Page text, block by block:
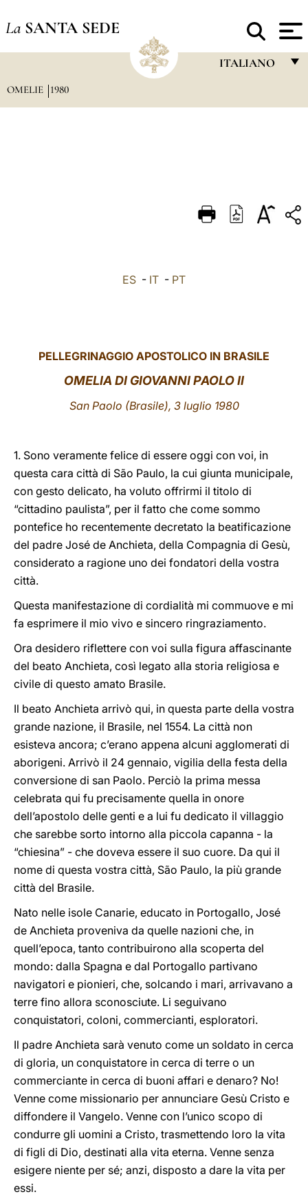
La SANTA SEDE
ITALIANO
DEUTSCH
OMELIE 1980
ES - IT - PT
PELLEGRINAGGIO APOSTOLICO IN BRASILE
OMELIA DI GIOVANNI PAOLO II
San Paolo (Brasile), 3 luglio 1980
1. Sono veramente felice di essere oggi con voi, in
questa cara città di São Paulo, la cui giunta municipale,
con gesto delicato, ha voluto offrirmi il titolo di
“cittadino paulista”, per il fatto che come sommo
pontefice ho recentemente decretato la beatificazione
del padre José de Anchieta, della Compagnia di Gesù,
considerato a ragione uno dei fondatori della vostra
città.
Questa manifestazione di cordialità mi commuove e mi
fa esprimere il mio vivo e sincero ringraziamento.
Ora desidero riflettere con voi sulla figura affascinante
del beato Anchieta, così legato alla storia religiosa e
civile di questo amato Brasile.
Il beato Anchieta arrivò qui, in questa parte della vostra
grande nazione, il Brasile, nel 1554. La città non
esisteva ancora; c’erano appena alcuni agglomerati di
aborigeni. Arrivò il 24 gennaio, vigilia della festa della
conversione di san Paolo. Perciò la prima messa
celebrata qui fu precisamente quella in onore
dell’apostolo delle genti e a lui fu dedicato il villaggio
che sarebbe sorto intorno alla piccola capanna - la
“chiesina” - che doveva essere il suo cuore. Da qui il
nome di questa vostra città, São Paulo, la più grande
città del Brasile.
Nato nelle isole Canarie, educato in Portogallo, José
de Anchieta proveniva da quelle nazioni che, in
quell’epoca, tanto contribuirono alla scoperta del
mondo: dalla Spagna e dal Portogallo partivano
navigatori e pionieri, che, solcando i mari, arrivavano a
terre fino allora sconosciute. Li seguivano
conquistatori, coloni, commercianti, esploratori.
Il padre Anchieta sarà venuto come un soldato in cerca
di gloria, un conquistatore in cerca di terre o un
commerciante in cerca di buoni affari e denaro? No!
Venne come missionario per annunciare Gesù Cristo e
diffondere il Vangelo. Venne con l’unico scopo di
condurre gli uomini a Cristo, trasmettendo loro la vita
di figli di Dio, destinati alla vita eterna. Venne senza
esigere niente per sé; anzi, disposto a dare la vita per
essi.